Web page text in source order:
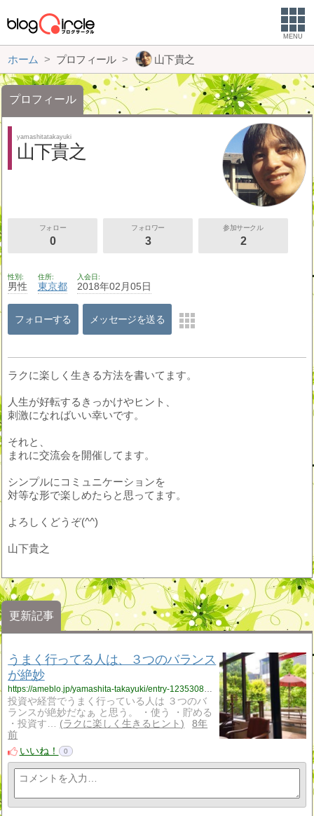
MENU
ホーム プロフィール 山下貴之
プロフィール
yamashitatakayuki
山下貴之
フォロー
0
フォロワー
3
参加サークル
2
性別
男性
住所
東京都
入会日
2018年02月05日
フォローする メッセージを送る
ラクに楽しく生きる方法を書いてます。
人生が好転するきっかけやヒント、
刺激になればいい幸いです。
それと、
まれに交流会を開催してます。
シンプルにコミュニケーションを
対等な形で楽しめたらと思ってます。
よろしくどうぞ(^^)
山下貴之
更新記事
うまく行ってる人は、３つのバランス
が絶妙
投資や経営でうまく行っている人は ３つのバ
ランスが絶妙だなぁ と思う。 ・使う ・貯める
・投資す…
ラクに楽しく生きるヒント
8年
前
いいね！
0